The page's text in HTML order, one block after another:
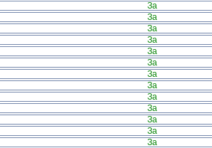
За
За
За
За
За
За
За
За
За
За
За
За
За